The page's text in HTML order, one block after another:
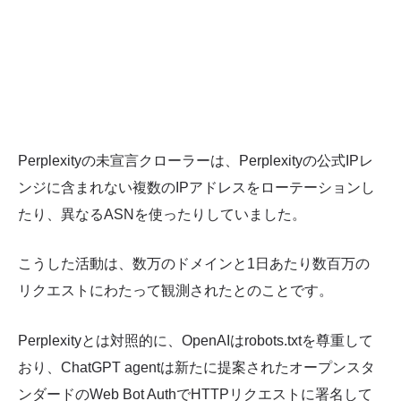
Perplexityの未宣言クローラーは、Perplexityの公式IPレ
ンジに含まれない複数のIPアドレスをローテーションし
たり、異なるASNを使ったりしていました。
こうした活動は、数万のドメインと1日あたり数百万の
リクエストにわたって観測されたとのことです。
Perplexityとは対照的に、OpenAIはrobots.txtを尊重して
おり、ChatGPT agentは新たに提案されたオープンスタ
ンダードのWeb Bot AuthでHTTPリクエストに署名して